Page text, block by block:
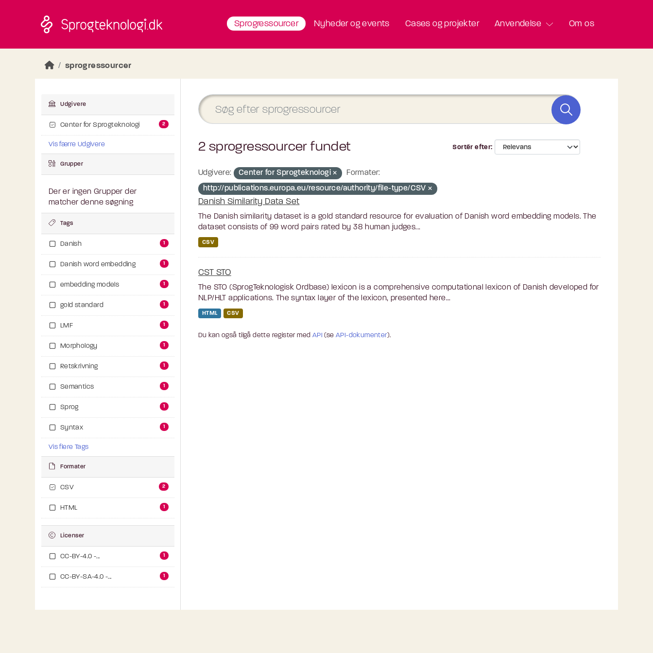
Sprogressourcer Nyheder og events Cases og projekter Anvendelse Om os
sprogressourcer
Udgivere
Center for Sprogteknologi 2
Vis færre Udgivere
Grupper
Der er ingen Grupper der
matcher denne søgning
Tags
Danish 1
Danish word embedding 1
embedding models 1
gold standard 1
LMF 1
Morphology 1
Retskrivning 1
Semantics 1
Sprog 1
Syntax 1
Vis flere Tags
Formater
CSV 2
HTML 1
Licenser
CC-BY-4.0 -... 1
CC-BY-SA-4.0 -... 1
Sortér efter
2 sprogressourcer fundet
Udgivere: Center for Sprogteknologi
Formater:
http://publications.europa.eu/resource/authority/file-type/CSV
Danish Similarity Data Set
The Danish similarity dataset is a gold standard resource for evaluation of Danish word embedding models. The
dataset consists of 99 word pairs rated by 38 human judges...
CSV
CST STO
The STO (SprogTeknologisk Ordbase) lexicon is a comprehensive computational lexicon of Danish developed for
NLP/HLT applications. The syntax layer of the lexicon, presented here...
HTML CSV
Du kan også tilgå dette register med API (seAPI-dokumenter).